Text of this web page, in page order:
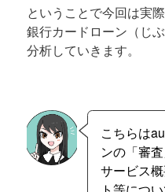
ということで今回は実
銀行カードローン（じ
分析していきます。
こちらは
ンの「審
サービス